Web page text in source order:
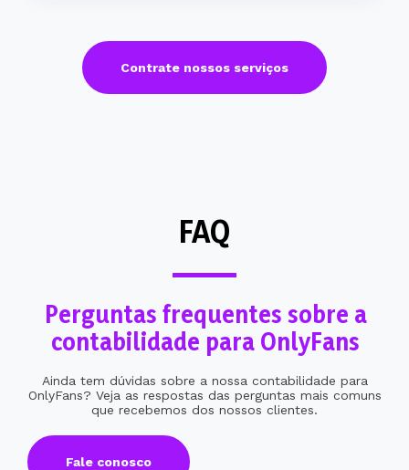
Contrate nossos serviços
FAQ
Perguntas frequentes sobre a
contabilidade para OnlyFans
Ainda tem dúvidas sobre a nossa contabilidade para
OnlyFans? Veja as respostas das perguntas mais comuns
que recebemos dos nossos clientes.
Fale conosco